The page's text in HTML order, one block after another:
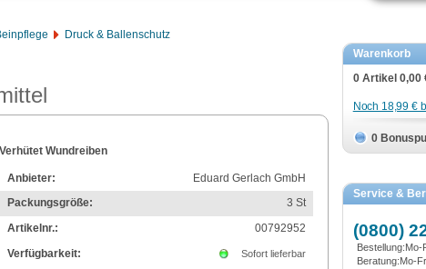
Druck & Ballenschutz
Verhütet Wundreiben
Anbieter:
Eduard Gerlach GmbH
Packungsgröße:
3 St
Artikelnr.:
00792952
Verfügbarkeit:
Sofort lieferbar
Warenkorb
0 Artikel 0,00
Noch 18,99 €
0
Service &
(0800)
Beratung:Mo-